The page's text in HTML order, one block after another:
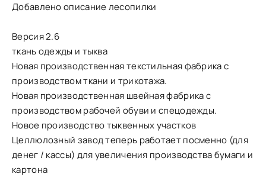
Добавлено описание лесопилки
Версия 2.6
ткань одежды и тыква
Новая производственная текстильная фабрика с
производством ткани и трикотажа.
Новая производственная швейная фабрика с
производством рабочей обуви и спецодежды.
Новое производство тыквенных участков
Целлюлозный завод теперь работает посменно (для
денег / кассы) для увеличения производства бумаги и
картона